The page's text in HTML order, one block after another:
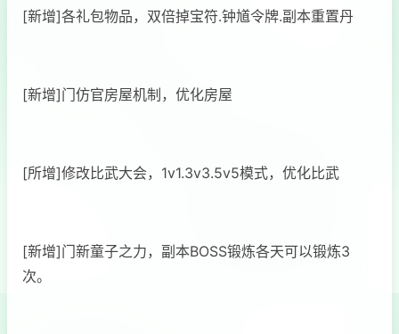
[新增]各礼包物品，双倍掉宝符.钟馗令牌.副本重置丹
[新增]门仿官房屋机制，优化房屋
[所增]修改比武大会，1v1.3v3.5v5模式，优化比武
[新增]门新童子之力，副本BOSS锻炼各天可以锻炼3
次。